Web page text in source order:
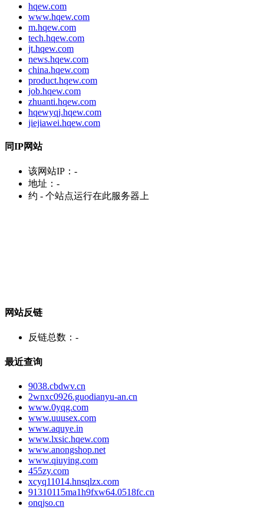
hqew.com
www.hqew.com
m.hqew.com
tech.hqew.com
jt.hqew.com
news.hqew.com
china.hqew.com
product.hqew.com
job.hqew.com
zhuanti.hqew.com
hqewyqj.hqew.com
jiejiawei.hqew.com
同IP网站
该网站IP： -
地址： -
约 - 个站点运行在此服务器上
网站反链
反链总数： -
最近查询
9038.cbdwv.cn
2wnxc0926.guodianyu-an.cn
www.0yqg.com
www.uuusex.com
www.aquye.in
www.lxsic.hqew.com
www.anongshop.net
www.qiuying.com
455zy.com
xcyq11014.hnsqlzx.com
91310115ma1h9fxw64.0518fc.cn
onqjso.cn